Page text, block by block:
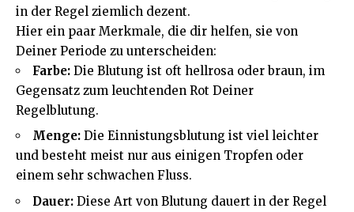
in der Regel ziemlich dezent.
Hier ein paar Merkmale, die dir helfen, sie von
Deiner Periode zu unterscheiden:
Farbe: Die Blutung ist oft hellrosa oder braun, im
Gegensatz zum leuchtenden Rot Deiner
Regelblutung.
Menge: Die Einnistungsblutung ist viel leichter
und besteht meist nur aus einigen Tropfen oder
einem sehr schwachen Fluss.
Dauer: Diese Art von Blutung dauert in der Regel